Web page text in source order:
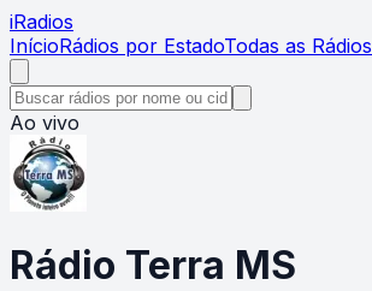
iRadios
InícioRádios por EstadoTodas as Rádios
Ao vivo
Rádio Terra MS